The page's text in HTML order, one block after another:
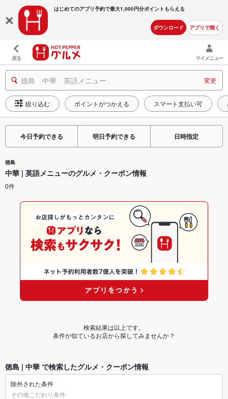
はじめてのアプリ予約で最大1,000円分ポイントもらえる
ダウンロード アプリで開く
戻る マイメニュー
徳島 中華 英語メニュー 変更
絞り込む ポイントがつかえる スマート支払い可
今日予約できる 明日予約できる 日時指定
徳島
中華 | 英語メニューのグルメ・クーポン情報
0件
検索結果は以上です。
条件が似ているお店から探してみませんか？
徳島 | 中華 で検索したグルメ・クーポン情報
除外された条件
その他こだわり条件